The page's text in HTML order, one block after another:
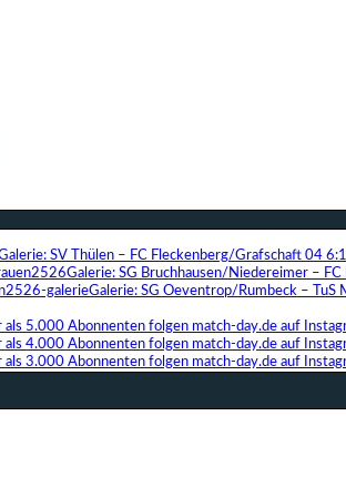
SV Thülen – FC Fleckenberg/Grafschaft 04 6:1
Galerie: SG Bruchhausen/Niedereimer –
Galerie: SG Oeventrop/Rumbeck – TuS
als 5.000 Abonnenten folgen match-day.de auf
als 4.000 Abonnenten folgen match-day.de auf
als 3.000 Abonnenten folgen match-day.de auf